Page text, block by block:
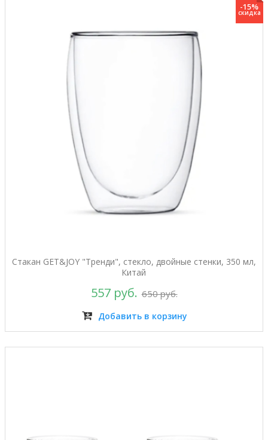
-15%
скидка
Стакан GET&JOY "Тренди", стекло, двойные стенки, 350 мл,
Китай
557 руб. 650 руб.
Добавить в корзину